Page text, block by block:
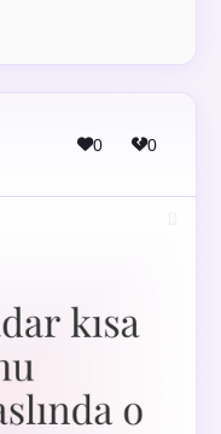
0 0